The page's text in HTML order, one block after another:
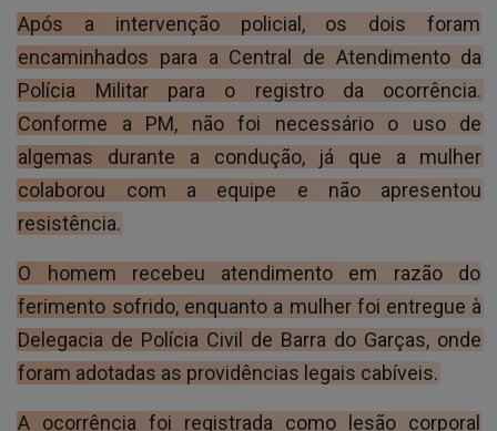
Após a intervenção policial, os dois foram
encaminhados para a Central de Atendimento da
Polícia Militar para o registro da ocorrência.
Conforme a PM, não foi necessário o uso de
algemas durante a condução, já que a mulher
colaborou com a equipe e não apresentou
resistência.
O homem recebeu atendimento em razão do
ferimento sofrido, enquanto a mulher foi entregue à
Delegacia de Polícia Civil de Barra do Garças, onde
foram adotadas as providências legais cabíveis.
A ocorrência foi registrada como lesão corporal